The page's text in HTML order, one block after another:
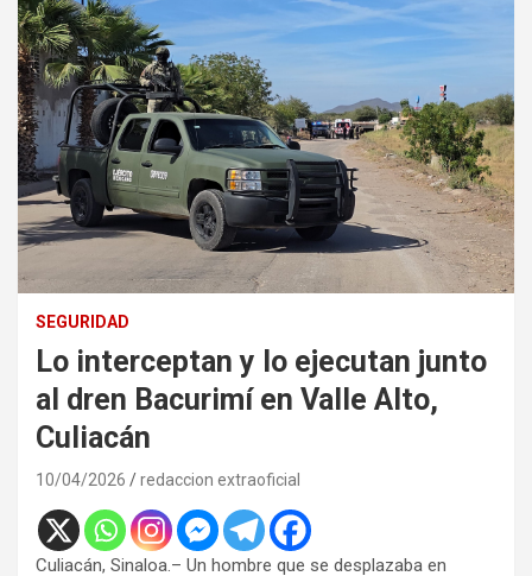
SEGURIDAD
Lo interceptan y lo ejecutan junto
al dren Bacurimí en Valle Alto,
Culiacán
10/04/2026 redaccion extraoficial
Culiacán, Sinaloa.– Un hombre que se desplazaba en